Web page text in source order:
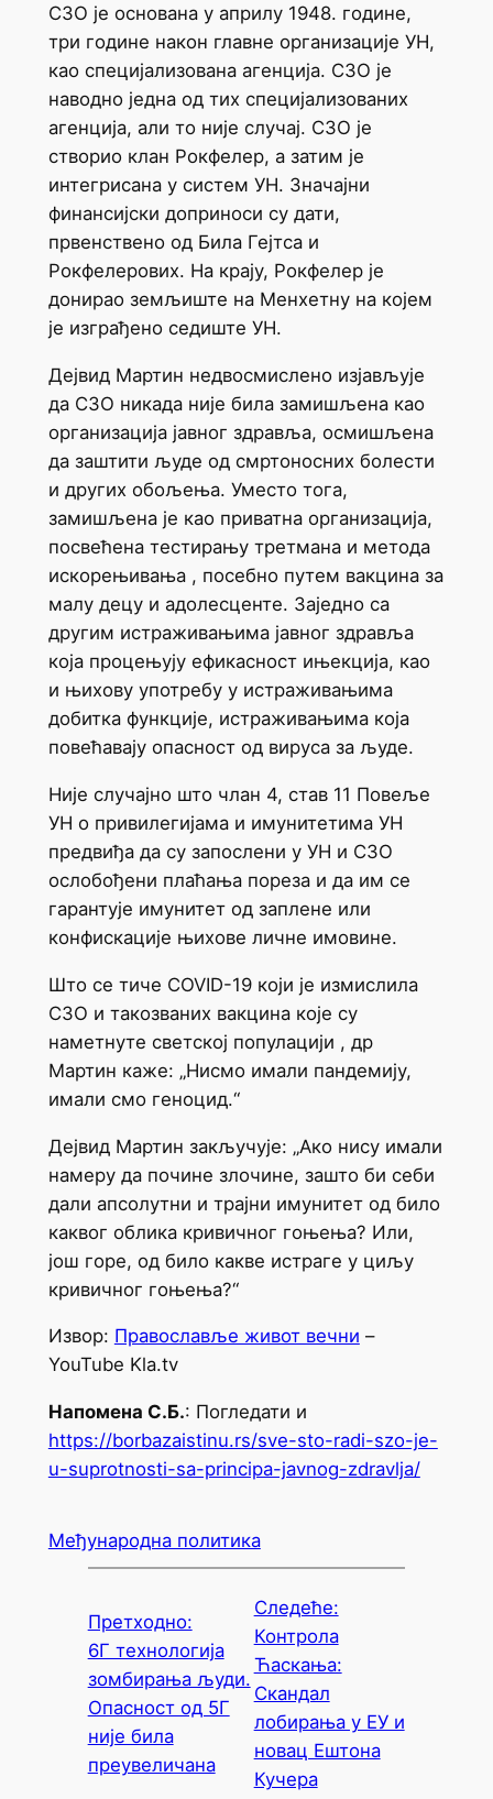
СЗО је основана у априлу 1948. године,
три године након главне организације УН,
као специјализована агенција. СЗО је
наводно једна од тих специјализованих
агенција, али то није случај. СЗО је
створио клан Рокфелер, а затим је
интегрисана у систем УН. Значајни
финансијски доприноси су дати,
првенствено од Била Гејтса и
Рокфелерових. На крају, Рокфелер је
донирао земљиште на Менхетну на којем
је изграђено седиште УН.
Дејвид Мартин недвосмислено изјављује
да СЗО никада није била замишљена као
организација јавног здравља, осмишљена
да заштити људе од смртоносних болести
и других обољења. Уместо тога,
замишљена је као приватна организација,
посвећена тестирању третмана и метода
искорењивања , посебно путем вакцина за
малу децу и адолесценте. Заједно са
другим истраживањима јавног здравља
која процењују ефикасност ињекција, као
и њихову употребу у истраживањима
добитка функције, истраживањима која
повећавају опасност од вируса за људе.
Није случајно што члан 4, став 11 Повеље
УН о привилегијама и имунитетима УН
предвиђа да су запослени у УН и СЗО
ослобођени плаћања пореза и да им се
гарантује имунитет од заплене или
конфискације њихове личне имовине.
Што се тиче COVID-19 који је измислила
СЗО и такозваних вакцина које су
наметнуте светској популацији , др
Мартин каже: „Нисмо имали пандемију,
имали смо геноцид.“
Дејвид Мартин закључује: „Ако нису имали
намеру да почине злочине, зашто би себи
дали апсолутни и трајни имунитет од било
каквог облика кривичног гоњења? Или,
још горе, од било какве истраге у циљу
кривичног гоњења?“
Извор: Православље живот вечни –
YouTube Kla.tv
Напомена С.Б.: Погледати и
https://borbazaistinu.rs/sve-sto-radi-szo-je-
u-suprotnosti-sa-principa-javnog-zdravlja/
Међународна политика
Претходно:
6Г технологија
зомбирања људи.
Опасност од 5Г
није била
преувеличана
Следеће:
Контрола
Ћаскања:
Скандал
лобирања у ЕУ и
новац Ештона
Кучера